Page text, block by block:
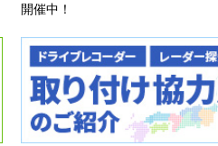
開催中！